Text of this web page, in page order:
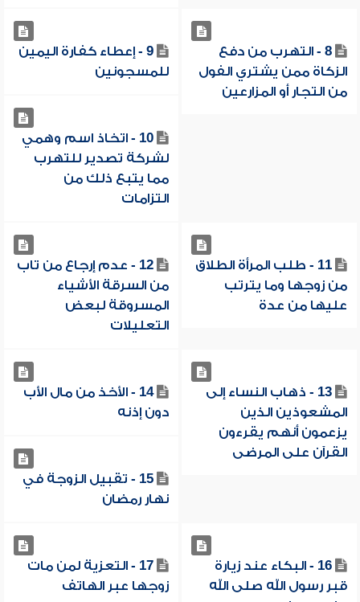
8 - التهرب من دفع
الزكاة ممن يشتري الفول
من التجار أو المزارعين
9 - إعطاء كفارة اليمين
للمسجونين
10 - اتخاذ اسم وهمي
لشركة تصدير للتهرب
مما يتبع ذلك من
التزامات
11 - طلب المرأة الطلاق
من زوجها وما يترتب
عليها من عدة
12 - عدم إرجاع من تاب
من السرقة الأشياء
المسروقة لبعض
التعليلات
13 - ذهاب النساء إلى
المشعوذين الذين
يزعمون أنهم يقرءون
القرآن على المرضى
14 - الأخذ من مال الأب
دون إذنه
15 - تقبيل الزوجة في
نهار رمضان
16 - البكاء عند زيارة
قبر رسول الله صلى الله
17 - التعزية لمن مات
زوجها عبر الهاتف